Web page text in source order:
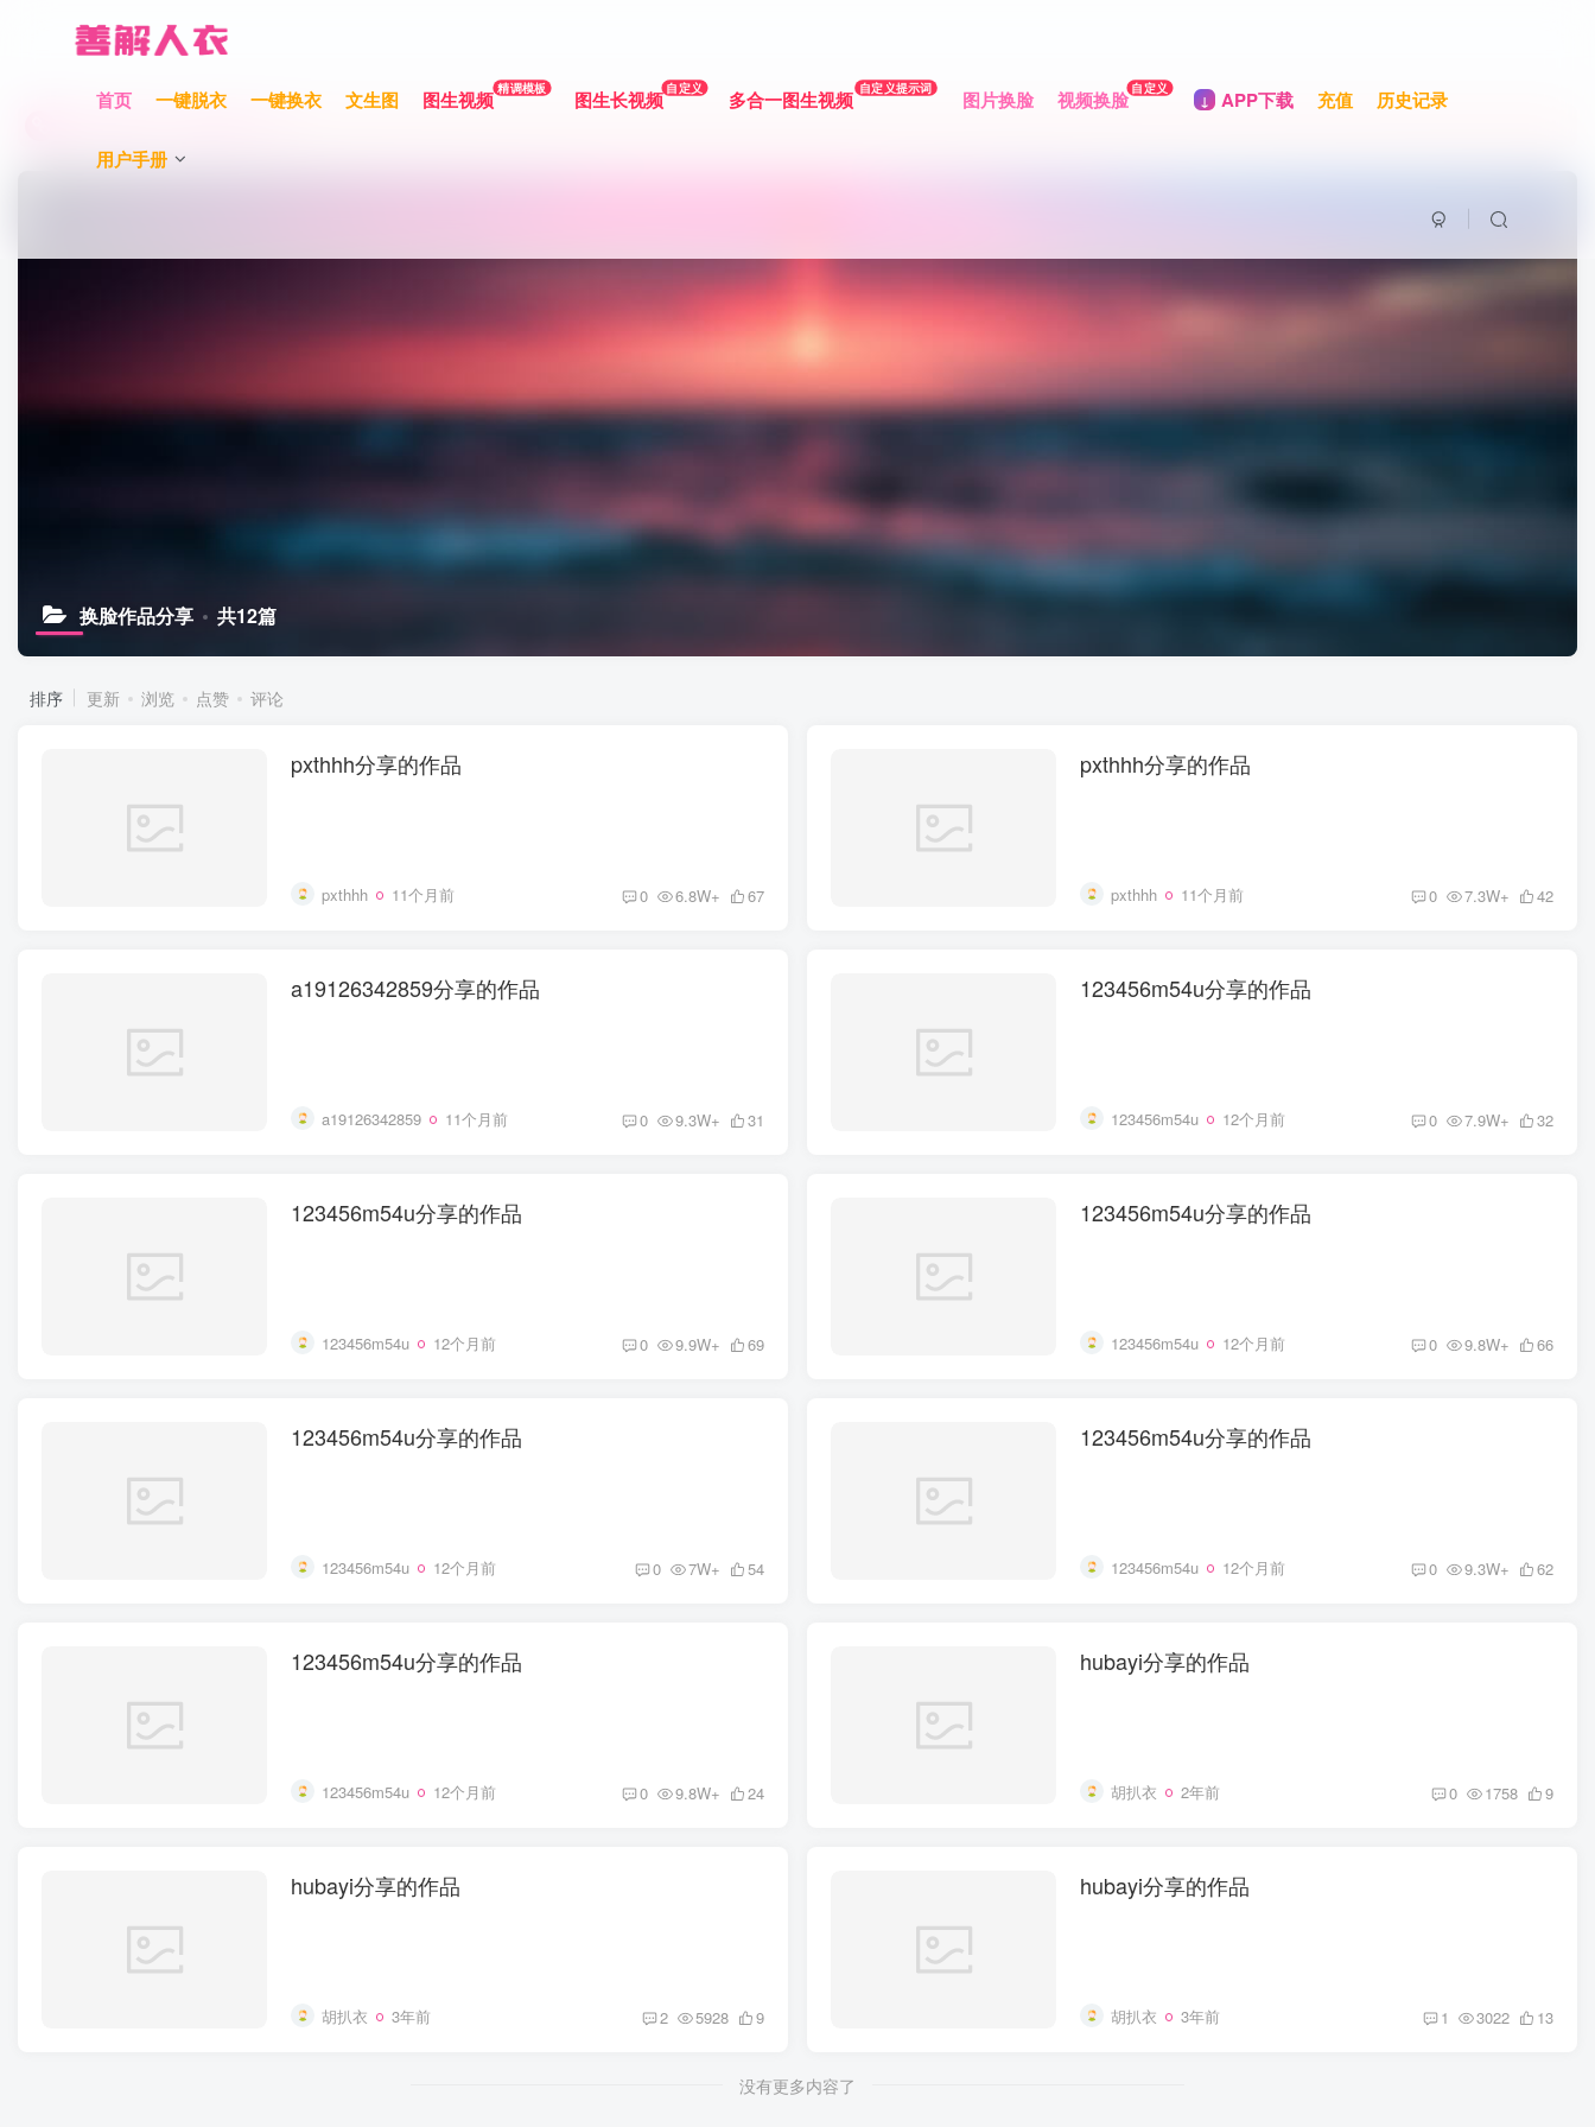
首页 一键脱衣 一键换衣 文生图 图生视频 精调模板 图生长视频 自定义 多合一图生视频 自定义提示词 图片换脸 视频换脸 自定义 APP下载 充值 历史记录
用户手册
充值限时巨惠，最高赠送700元！
换脸作品分享 共12篇
排序 更新 浏览 点赞 评论
pxthhh分享的作品
pxthhh 11个月前 0 6.8W+ 67
pxthhh分享的作品
pxthhh 11个月前 0 7.3W+ 42
a19126342859分享的作品
a19126342859 11个月前 0 9.3W+ 31
123456m54u分享的作品
123456m54u 12个月前 0 7.9W+ 32
123456m54u分享的作品
123456m54u 12个月前 0 9.9W+ 69
123456m54u分享的作品
123456m54u 12个月前 0 9.8W+ 66
123456m54u分享的作品
123456m54u 12个月前 0 7W+ 54
123456m54u分享的作品
123456m54u 12个月前 0 9.3W+ 62
123456m54u分享的作品
123456m54u 12个月前 0 9.8W+ 24
hubayi分享的作品
胡扒衣 2年前 0 1758 9
hubayi分享的作品
胡扒衣 3年前 2 5928 9
hubayi分享的作品
胡扒衣 3年前 1 3022 13
没有更多内容了